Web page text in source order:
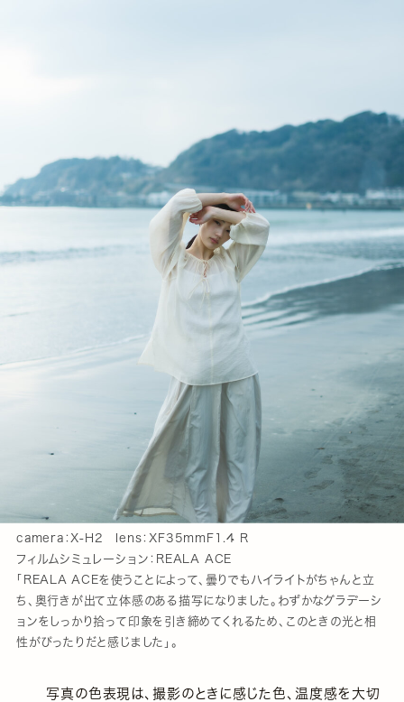
camera：X-H2 lens：XF35mmF1.4 R
フィルムシミュレーション：REALA ACE
「REALA ACEを使うことによって、曇りでもハイライトがちゃんと立
ち、奥行きが出て立体感のある描写になりました。わずかなグラデーシ
ョンをしっかり拾って印象を引き締めてくれるため、このときの光と相
性がぴったりだと感じました」。
写真の色表現は、撮影のときに感じた色、温度感を大切